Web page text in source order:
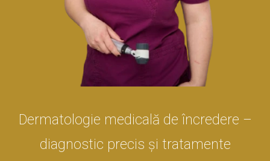
Dermatologie medicală de încredere –
diagnostic precis și tratamente